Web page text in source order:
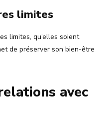
limites
limites, qu’elles soient
de préserver son bien-être
avec